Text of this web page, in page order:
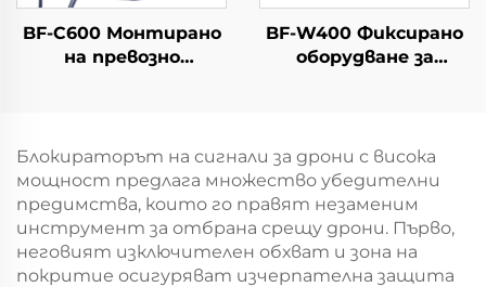
BF-C600 Монтирано
на превозно
BF-W400 Фиксирано
оборудване за
Блокираторът на сигнали за дрони с висока
мощност предлага множество убедителни
предимства, които го правят незаменим
инструмент за отбрана срещу дрони. Първо,
неговият изключителен обхват и зона на
покритие осигуряват изчерпателна защита